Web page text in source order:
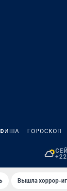
ГОРОСКОП
Вышла хоррор-